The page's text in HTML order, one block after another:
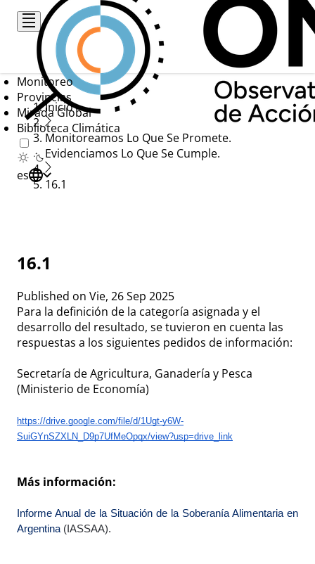
Pasar
contenido
principal
Monitoreo
Provincias
Mirada Global
Biblioteca Climática
es
Ruta
de
navegación
Inicio
Monitoreamos Lo Que Se Promete.
Evidenciamos Lo Que Se Cumple.
16.1
16.1
Published on Vie, 26 Sep 2025
Para la definición de la categoría asignada y el
desarrollo del resultado, se tuvieron en cuenta las
respuestas a los siguientes pedidos de información:
Secretaría de Agricultura, Ganadería y Pesca
(Ministerio de Economía)
https://drive.google.com/file/d/1Ugt-y6W-
SuiGYnSZXLN_D9p7UfMeOpqx/view?usp=drive_link
Más información:
Informe Anual de la Situación de la Soberanía Alimentaria en
Argentina (IASSAA).